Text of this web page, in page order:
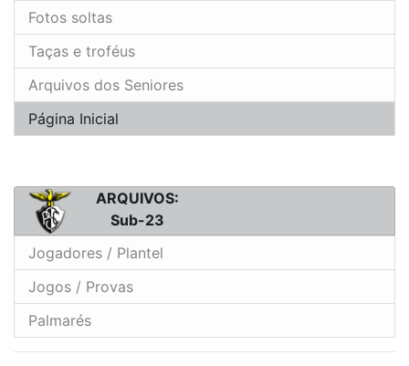
Fotos soltas
Taças e troféus
Arquivos dos Seniores
Página Inicial
ARQUIVOS:
Sub-23
Jogadores / Plantel
Jogos / Provas
Palmarés